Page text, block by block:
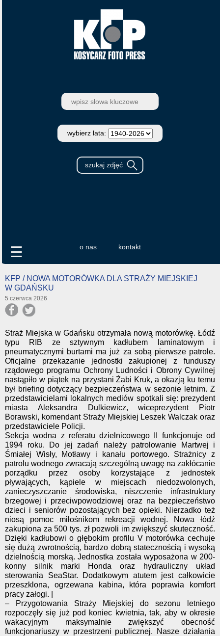
wybierz lata:
o nas kontakt
☰
KFP / NOWA MOTORÓWKA DLA STRAŻY MIEJSKIEJ
W GDAŃSKU
5 czerwca 2026
Straż Miejska w Gdańsku otrzymała nową motorówkę. Łódź
typu RIB ze sztywnym kadłubem laminatowym i
pneumatycznymi burtami ma już za sobą pierwsze patrole.
Oficjalne przekazanie jednostki zakupionej z funduszy
rządowego programu Ochrony Ludności i Obrony Cywilnej
nastąpiło w piątek na przystani Żabi Kruk, a okazją ku temu
był briefing dotyczący bezpieczeństwa w sezonie letnim. Z
przedstawicielami lokalnych mediów spotkali się: prezydent
miasta Aleksandra Dulkiewicz, wiceprezydent Piotr
Borawski, komendant Straży Miejskiej Leszek Walczak oraz
przedstawiciele Policji.
Sekcja wodna z referatu dzielnicowego II funkcjonuje od
1994 roku. Do jej zadań należy patrolowanie Martwej i
Śmiałej Wisły, Motławy i kanału portowego. Strażnicy z
patrolu wodnego zwracają szczególną uwagę na zakłócanie
porządku przez osoby korzystające z jednostek
pływających, kąpiele w miejscach niedozwolonych,
zanieczyszczanie środowiska, niszczenie infrastruktury
brzegowej i przeciwpowodziowej oraz na bezpieczeństwo
dzieci i seniorów pozostających bez opieki. Nierzadko też
niosą pomoc miłośnikom rekreacji wodnej. Nowa łódź
zakupiona za 500 tys. zł pozwoli im zwiększyć skuteczność.
Dzięki kadłubowi o głębokim profilu V motorówka cechuje
się dużą zwrotnością, bardzo dobrą statecznością i wysoką
dzielnością morską. Jednostka została wyposażona w 200-
konny silnik marki Honda oraz hydrauliczny układ
sterowania SeaStar. Dodatkowym atutem jest całkowicie
przeszklona, ogrzewana kabina, która poprawia komfort
pracy załogi. |
– Przygotowania Straży Miejskiej do sezonu letniego
rozpoczęły się już pod koniec kwietnia, tak, aby w okresie
wakacyjnym maksymalnie zwiększyć obecność
funkcjonariuszy w przestrzeni publicznej. Nasze działania